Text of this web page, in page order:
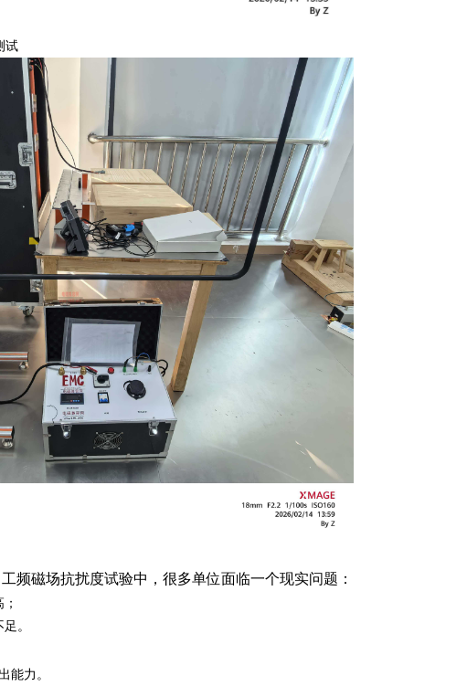
试
频磁场抗扰度试验中，很多单位面临一个现实问题：
。
能力。